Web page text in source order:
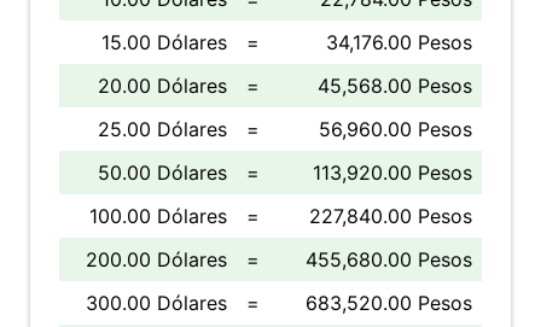
15.00 Dólares
=
34,176.00 Pesos
20.00 Dólares
=
45,568.00 Pesos
25.00 Dólares
=
56,960.00 Pesos
50.00 Dólares
=
113,920.00 Pesos
100.00 Dólares
=
227,840.00 Pesos
200.00 Dólares
=
455,680.00 Pesos
300.00 Dólares
=
683,520.00 Pesos